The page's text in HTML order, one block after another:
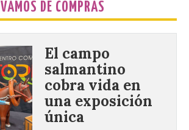
VAMOS DE COMPRAS
El campo
salmantino
cobra vida en
una exposición
única